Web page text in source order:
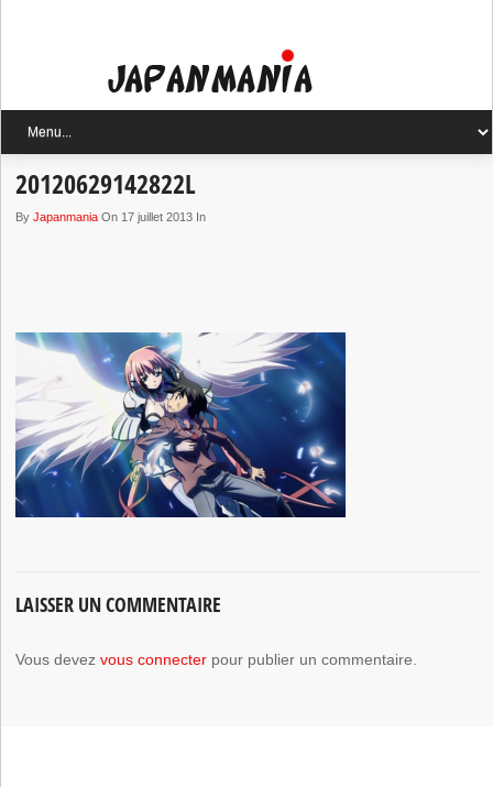
20120629142822L
ByJapanmania On 17 juillet 2013 In
LAISSER UN COMMENTAIRE
Vous devezvous connecter pour publier un commentaire.